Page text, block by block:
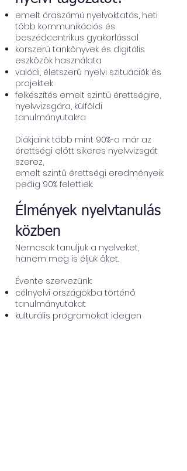
emelt óraszámú nyelvoktatás, heti
több kommunikációs és
beszédcentrikus gyakorlással
korszerű tankönyvek és digitális
eszközök használata
valódi, életszerű nyelvi szituációk és
projektek
felkészítés emelt szintű érettségire,
nyelvvizsgára, külföldi
tanulmányutakra
Diákjaink több mint 90%-a már az
érettségi előtt sikeres nyelvvizsgát
szerez,
emelt szintű érettségi eredményeik
pedig 90% felettiek.
Élmények nyelvtanulás
közben
Nemcsak tanuljuk a nyelveket,
hanem meg is éljük őket.
Évente szervezünk:
célnyelvi országokba történő
tanulmányutakat
kulturális programokat idegen